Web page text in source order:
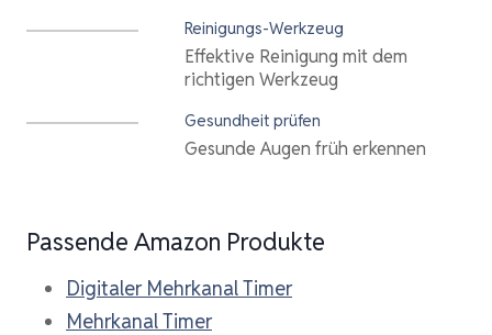
Reinigungs-Werkzeug
Effektive Reinigung mit dem
richtigen Werkzeug
Gesundheit prüfen
Gesunde Augen früh erkennen
Passende Amazon Produkte
Digitaler Mehrkanal Timer
Mehrkanal Timer